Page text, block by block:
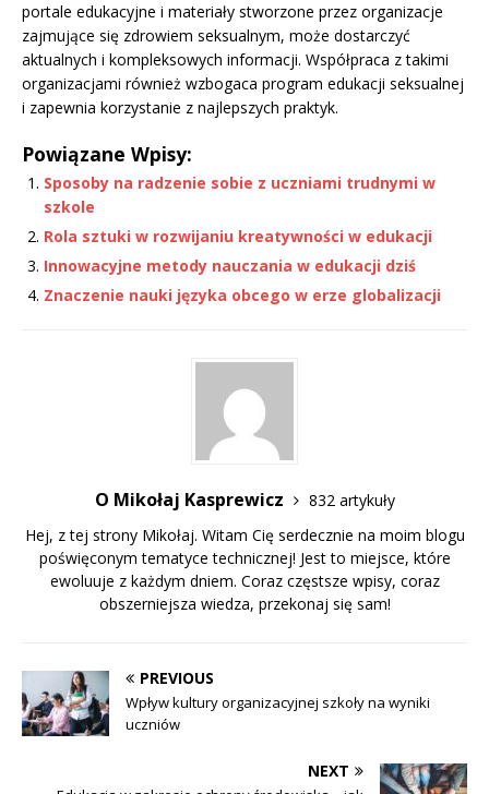
portale edukacyjne i materiały stworzone przez organizacje
zajmujące się zdrowiem seksualnym, może dostarczyć
aktualnych i kompleksowych informacji. Współpraca z takimi
organizacjami również wzbogaca program edukacji seksualnej
i zapewnia korzystanie z najlepszych praktyk.
Powiązane Wpisy:
Sposoby na radzenie sobie z uczniami trudnymi w
szkole
Rola sztuki w rozwijaniu kreatywności w edukacji
Innowacyjne metody nauczania w edukacji dziś
Znaczenie nauki języka obcego w erze globalizacji
O Mikołaj Kasprewicz
832 artykuły
Hej, z tej strony Mikołaj. Witam Cię serdecznie na moim blogu
poświęconym tematyce technicznej! Jest to miejsce, które
ewoluuje z każdym dniem. Coraz częstsze wpisy, coraz
obszerniejsza wiedza, przekonaj się sam!
PREVIOUS
Wpływ kultury organizacyjnej szkoły na wyniki
uczniów
NEXT